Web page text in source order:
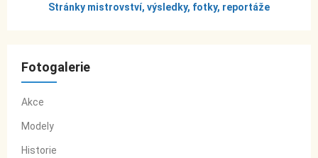
Stránky mistrovství, výsledky, fotky, reportáže
Fotogalerie
Akce
Modely
Historie